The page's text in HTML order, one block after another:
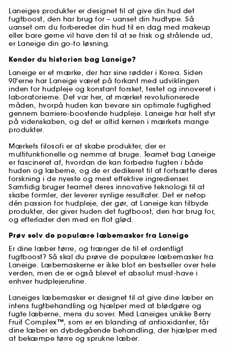
Laneiges produkter er designet til at give din hud det
fugtboost, den har brug for – uanset din hudtype. Så
uanset om du forbereder din hud til en dag med makeup
eller bare gerne vil have den til at se frisk og strålende ud,
er Laneige din go-to løsning.
Kender du historien bag Laneige?
Laneige er et mærke, der har sine rødder i Korea. Siden
90'erne har Laneige været på forkant med udviklingen
inden for hudpleje og konstant forsket, testet og innoveret i
laboratorierne. Det var her, at mærket revolutionerede
måden, hvorpå huden kan bevare sin optimale fugtighed
gennem barriere-boostende hudpleje. Laneige har helt styr
på videnskaben, og det er altid kernen i mærkets mange
produkter.
Mærkets filosofi er at skabe produkter, der er
multifunktionelle og nemme at bruge. Teamet bag Laneige
er fascineret af, hvordan de kan forbedre fugten i både
huden og læberne, og de er dedikeret til at fortsætte deres
forskning i de nyeste og mest effektive ingredienser.
Samtidig bruger teamet deres innovative teknologi til at
skabe formler, der leverer synlige resultater. Det er netop
dén passion for hudpleje, der gør, at Laneige kan tilbyde
produkter, der giver huden det fugtboost, den har brug for,
og efterlader den med en flot glød.
Prøv selv de populære læbemasker fra Laneige
Er dine læber tørre, og trænger de til et ordentligt
fugtboost? Så skal du prøve de populære læbemasker fra
Laneige. Læbemaskerne er ikke blot en bestseller over hele
verden, men de er også blevet et absolut must-have i
enhver hudplejerutine.
Laneiges læbemasker er designet til at give dine læber en
intens fugtbehandling og hjælper med at blødgøre og
fugte læberne, mens du sover. Med Laneiges unikke Berry
Fruit Complex™, som er en blanding af antioxidanter, får
dine læber en dybdegående behandling, der hjælper med
at bekæmpe tørre og sprukne læber.